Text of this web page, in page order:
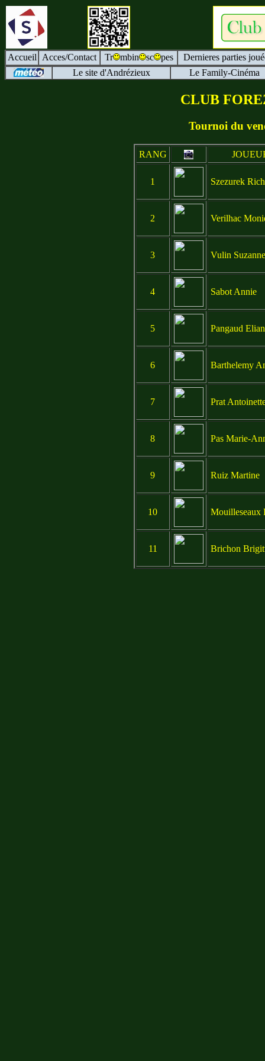
Accueil Acces/Contact Tr mbin sc pes
Dernieres parties
Le site d'Andrézieux
Le Family-Cinéma
CLUB
Tournoi du
RANG
1 Szezurek
2 Verilhac
3 Vulin Suzanne
4 Sabot Annie
5 Pangaud
6 Barthelemy
7 Prat
8 Pas Marie-
9 Ruiz Martine
10 Mouilleseaux
11 Brichon